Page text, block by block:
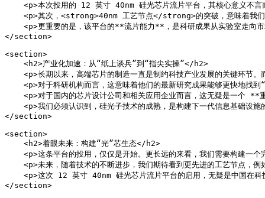
<p>本次投用的 12 英寸 40nm 硅光芯片流片平台，其核心意义不言
<p>其次，<strong>40nm 工艺节点</strong>的突破，意味着我们能
<p>更重要的是，该平台的**流片能力**，是科研成果从实验室走向
</section>
<section>
    <h2>产业化加速：从“纸上谈兵”到“指尖实操”</h2>
<p>长期以来，高端芯片的制造一直是制约科技产业发展的关键环节
<p>对于科研机构而言，这意味着他们的最新研究成果能够更快地找
<p>对于国内的芯片设计公司和相关应用企业而言，这无疑是一个 **
<p>我们必须认识到，硅光子技术的成熟，是构建下一代信息基础设
</section>
<section>
    <h2>着眼未来：构建“光”芯生态</h2>
<p>这条平台的投用，仅仅是开始。更长远的来看，我们需要构建一
<p>未来，随着技术的不断进步，我们期待看到更先进的工艺节点，
<p>这次 12 英寸 40nm 硅光芯片流片平台的启用，无疑是中国在科
</section>